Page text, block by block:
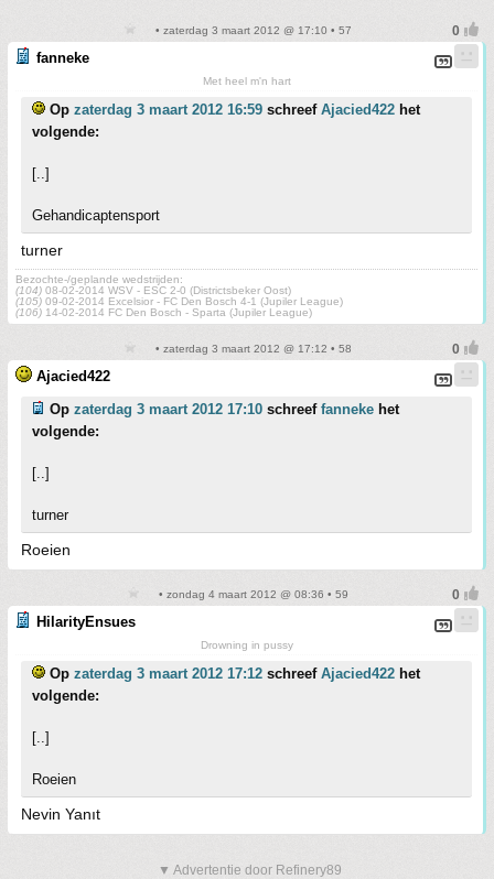
• zaterdag 3 maart 2012 @ 17:10 • 57
fanneke
Met heel m'n hart
Op zaterdag 3 maart 2012 16:59 schreef Ajacied422 het
volgende:
[..]
Gehandicaptensport
turner
Bezochte-/geplande wedstrijden:
(104) 08-02-2014 WSV - ESC 2-0 (Districtsbeker Oost)
(105) 09-02-2014 Excelsior - FC Den Bosch 4-1 (Jupiler League)
(106) 14-02-2014 FC Den Bosch - Sparta (Jupiler League)
• zaterdag 3 maart 2012 @ 17:12 • 58
Ajacied422
Op zaterdag 3 maart 2012 17:10 schreef fanneke het
volgende:
[..]
turner
Roeien
• zondag 4 maart 2012 @ 08:36 • 59
HilarityEnsues
Drowning in pussy
Op zaterdag 3 maart 2012 17:12 schreef Ajacied422 het
volgende:
[..]
Roeien
Nevin Yanıt
▼ Advertentie door Refinery89